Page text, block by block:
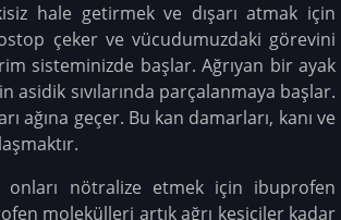
hale getirmek ve dışarı atmak için
çeker ve vücudumuzdaki görevini
sisteminizde başlar. Ağrıyan bir ayak
sıvılarında parçalanmaya başlar.
ağına geçer. Bu kan damarları, kanı ve
nötralize etmek için ibuprofen
molekülleri artık ağrı kesiciler kadar